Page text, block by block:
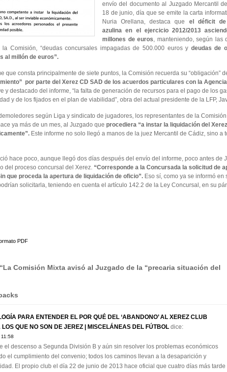
envío del documento al Juzgado Mercantil
18 de junio, día que se emite la carta
Nuria Orellana, destaca que el déficit
azulina en el ejercicio 2012/2013
millones de euros, manteniendo, según las
Comisión, “deudas concursales impagadas de 500.000 euros y deudas de
al millón de euros”.
que consta principalmente de siete puntos, la Comisión recuerda su “obligación”
por parte del Xerez CD SAD de los acuerdos particulares con la
y destacado del informe, “la falta de generación de recursos para el pago de los
y de los fijados en el plan de viabilidad”, obra del actual presidente de la LFP,
según Liga y sindicato de jugadores, los representantes de la Comisión
ya más de un mes, al Juzgado que procediera “a instar la liquidación del
Este informe no solo llegó a manos de la juez Mercantil de Cádiz, sino a
hace poco, aunque llegó dos días después del envío del informe, poco antes de
del proceso concursal del Xerez. “Corresponde a la Concursada la solicitud de
que proceda la apertura de liquidación de oficio”. Eso sí, como ya se informó en
solicitarla, teniendo en cuenta el artículo 142.2 de la Ley Concursal, en su
PDF
Comisión Mixta avisó al Juzgado de la “precaria situación del
PARA ENTENDER EL POR QUÉ DEL ‘ABANDONO’ AL XEREZ CLUB
LOS QUE NO SON DE JEREZ | MISCELÁNEAS DEL FÚTBOL dice:
el descenso a Segunda División B y aún sin resolver los problemas económicos
el cumplimiento del convenio; todos los caminos llevan a la desaparición y
El propio club el día 22 de junio de 2013 hace oficial que cuatro días más tarde